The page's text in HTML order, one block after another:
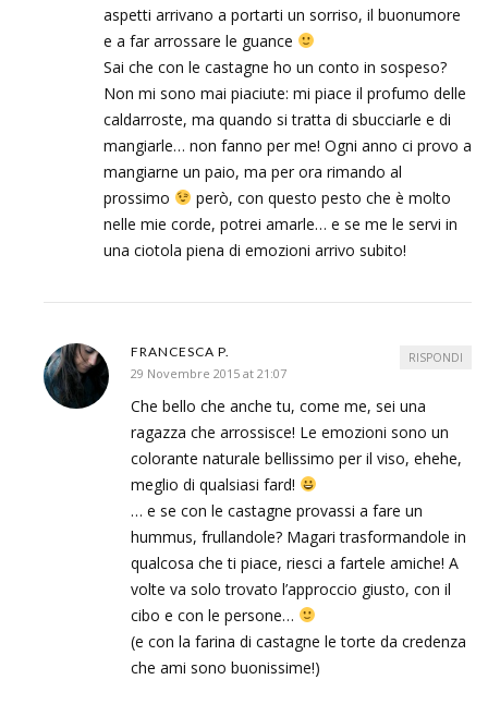
aspetti arrivano a portarti un sorriso, il buonumore
e a far arrossare le guance
Sai che con le castagne ho un conto in sospeso?
Non mi sono mai piaciute: mi piace il profumo delle
caldarroste, ma quando si tratta di sbucciarle e di
mangiarle… non fanno per me! Ogni anno ci provo a
mangiarne un paio, ma per ora rimando al
prossimo
però, con questo pesto che è molto
nelle mie corde, potrei amarle… e se me le servi in
una ciotola piena di emozioni arrivo subito!
FRANCESCA P.
29 Novembre 2015 at 21:07
Che bello che anche tu, come me, sei una
ragazza che arrossisce! Le emozioni sono un
colorante naturale bellissimo per il viso, ehehe,
meglio di qualsiasi fard!
… e se con le castagne provassi a fare un
hummus, frullandole? Magari trasformandole in
qualcosa che ti piace, riesci a fartele amiche! A
volte va solo trovato l’approccio giusto, con il
cibo e con le persone…
(e con la farina di castagne le torte da credenza
che ami sono buonissime!)
RISPONDI